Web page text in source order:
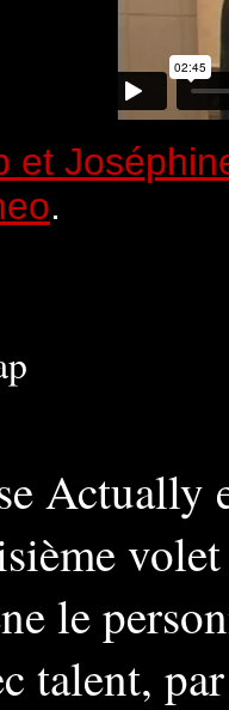
et
.
Actually
le
talent,